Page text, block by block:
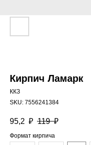
Кирпич Ламарк
ККЗ
SKU: 7556241384
95,2 ₽ 119 ₽
Формат кирпича